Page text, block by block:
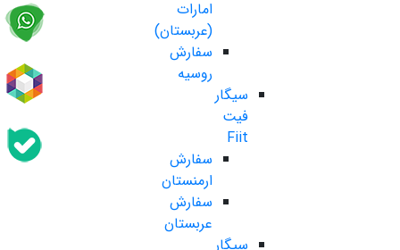
امارات
(عربستان)
سفارش
روسیه
سیگار
فیت
Fiit
سفارش
ارمنستان
سفارش
عربستان
سیگار